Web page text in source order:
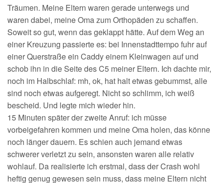
Träumen. Meine Eltern waren gerade unterwegs und
waren dabei, meine Oma zum Orthopäden zu schaffen.
Soweit so gut, wenn das geklappt hätte. Auf dem Weg an
einer Kreuzung passierte es: bei Innenstadttempo fuhr auf
einer Querstraße ein Caddy einem Kleinwagen auf und
schob ihn in die Seite des C5 meiner Eltern. Ich dachte mir,
noch im Halbschlaf: mh, ok, hat halt etwas gebummst, alle
sind noch etwas aufgeregt. Nicht so schlimm, ich weiß
bescheid. Und legte mich wieder hin.
15 Minuten später der zweite Anruf: ich müsse
vorbeigefahren kommen und meine Oma holen, das könne
noch länger dauern. Es schien auch jemand etwas
schwerer verletzt zu sein, ansonsten waren alle relativ
wohlauf. Da realisierte ich erstmal, dass der Crash wohl
heftig genug gewesen sein muss, dass meine Eltern nicht